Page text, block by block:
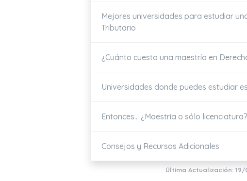
Mejores universidades para estudiar
Tributario
¿Cuánto cuesta una maestría en
Universidades donde puedes estudiar
Entonces… ¿Maestría o sólo licenciatura?
Consejos y Recursos Adicionales
Última Actualización: 19/